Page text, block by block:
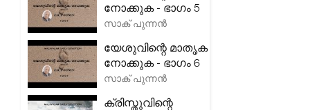
നോക്കുക - ഭാഗം 5
സാക് പുന്നൻ
യേശുവിന്റെ മാതൃക
നോക്കുക - ഭാഗം 6
സാക് പുന്നൻ
ക്രിസ്തുവിന്റെ